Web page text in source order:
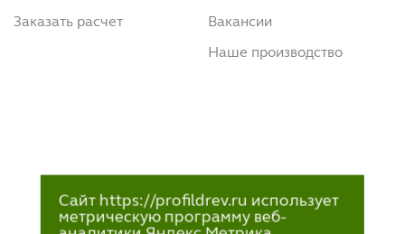
Заказать расчет Вакансии
Наше производство
Сайт https://profildrev.ru использует
метрическую программу веб-